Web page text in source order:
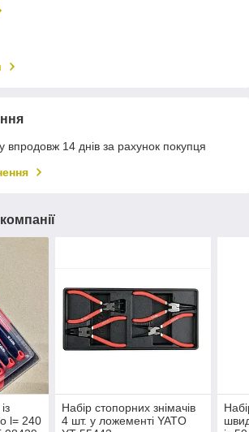
впродовж 14 днів за рахунок покупця
l= 240
Набір стопорних знімачів
4 шт. у ложементі YATO